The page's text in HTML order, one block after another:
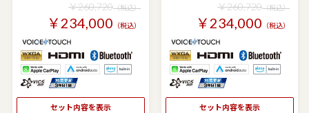
￥260,720（税込）
￥234,000 （税込）
セット内容を表示
￥260,720（税込）
￥234,000 （税込）
セット内容を表示